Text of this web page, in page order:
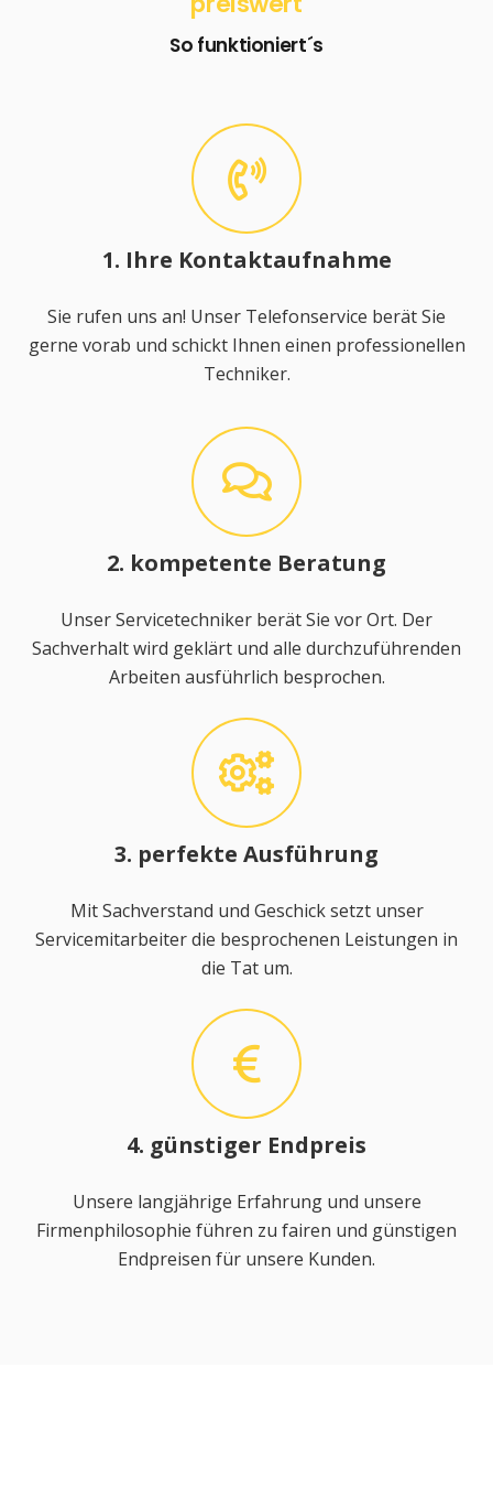
So funktioniert´s
1. Ihre Kontaktaufnahme
Sie rufen uns an! Unser Telefonservice berät Sie
gerne vorab und schickt Ihnen einen professionellen
Techniker.
2. kompetente Beratung
Unser Servicetechniker berät Sie vor Ort. Der
Sachverhalt wird geklärt und alle durchzuführenden
Arbeiten ausführlich besprochen.
3. perfekte Ausführung
Mit Sachverstand und Geschick setzt unser
Servicemitarbeiter die besprochenen Leistungen in
die Tat um.
4. günstiger Endpreis
Unsere langjährige Erfahrung und unsere
Firmenphilosophie führen zu fairen und günstigen
Endpreisen für unsere Kunden.